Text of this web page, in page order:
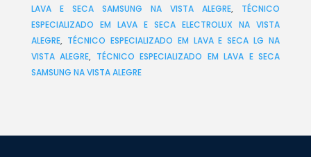
LAVA E SECA SAMSUNG NA VISTA ALEGRE, TÉCNICO
ESPECIALIZADO EM LAVA E SECA ELECTROLUX NA VISTA
ALEGRE, TÉCNICO ESPECIALIZADO EM LAVA E SECA LG NA
VISTA ALEGRE, TÉCNICO ESPECIALIZADO EM LAVA E SECA
SAMSUNG NA VISTA ALEGRE